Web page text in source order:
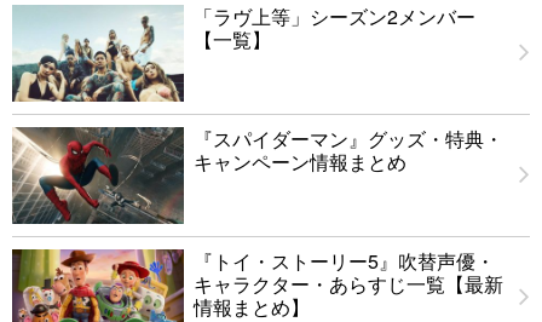
「ラヴ上等」シーズン2メンバー
【一覧】
『スパイダーマン』グッズ・特典・
キャンペーン情報まとめ
『トイ・ストーリー5』吹替声優・
キャラクター・あらすじ一覧【最新
情報まとめ】